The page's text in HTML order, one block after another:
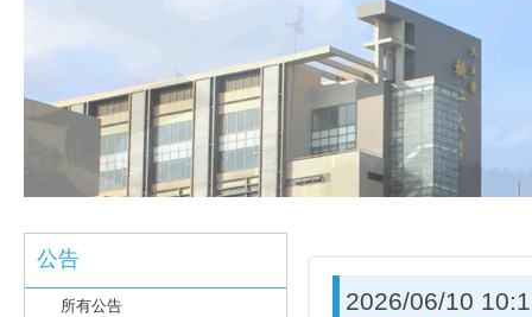
公告
所有公告 2026/06/10